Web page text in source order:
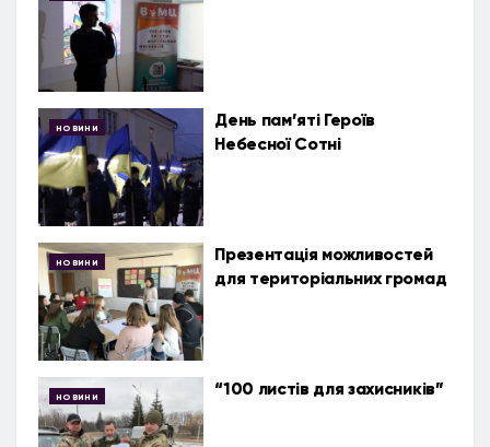
НОВИНИ
День пам’яті Героїв
Небесної Сотні
НОВИНИ
Презентація можливостей
для територіальних громад
НОВИНИ “100 листів для захисників”